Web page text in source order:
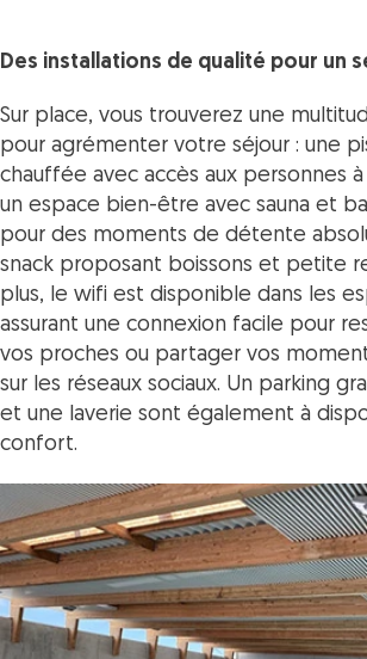
Des installations de qualité pour un
Sur place, vous trouverez une
pour agrémenter votre séjour : une
chauffée avec accès aux personnes
un espace bien-être avec sauna et
pour des moments de détente
snack proposant boissons et petite
plus, le wifi est disponible dans les
assurant une connexion facile pour
vos proches ou partager vos
sur les réseaux sociaux. Un parking
et une laverie sont également à
confort.